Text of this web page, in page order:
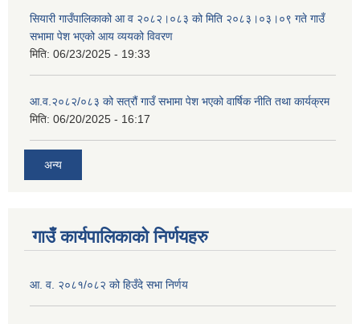
सियारी गाउँपालिकाको आ व २०८२।०८३ को मिति २०८३।०३।०९ गते गाउँ
सभामा पेश भएको आय व्ययको विवरण
मिति: 06/23/2025 - 19:33
आ.व.२०८२/०८३ को सत्रौं गाउँ सभामा पेश भएको वार्षिक नीति तथा कार्यक्रम
मिति: 06/20/2025 - 16:17
अन्य
गाउँ कार्यपालिकाको निर्णयहरु
आ. व. २०८१/०८२ को हिउँदे सभा निर्णय